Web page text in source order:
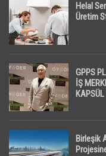
Helal
Üretim
GPPS
İŞ
KAPSÜL
Birleşik